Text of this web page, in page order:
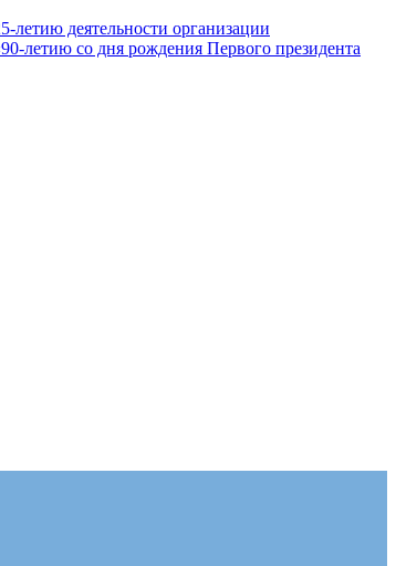
деятельности организации
летию со дня рождения Первого президента